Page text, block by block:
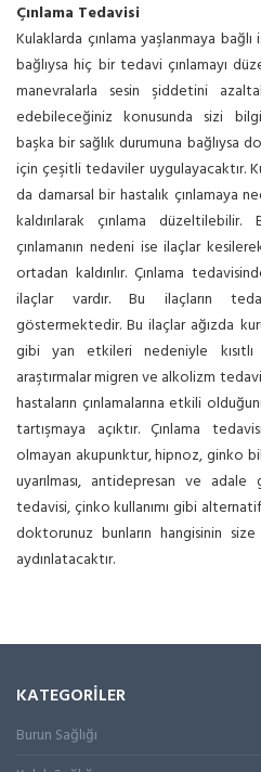
Çınlama Tedavisi
Kulaklarda çınlama yaşlanmaya
bağlıysa hiç bir tedavi çınlamayı
manevralarla sesin şiddetini
edebileceğiniz konusunda sizi
başka bir sağlık durumuna bağlıysa
için çeşitli tedaviler uygulayacaktır.
da damarsal bir hastalık çınlamaya
kaldırılarak çınlama
çınlamanın nedeni ise ilaçlar
ortadan kaldırılır. Çınlama
ilaçlar vardır. Bu ilaçların
göstermektedir. Bu ilaçlar ağızda
gibi yan etkileri nedeniyle kısıtlı
araştırmalar migren ve alkolizm
hastaların çınlamalarına etkili
tartışmaya açıktır. Çınlama
olmayan akupunktur, hipnoz, ginko
uyarılması, antidepresan ve
tedavisi, çinko kullanımı gibi
doktorunuz bunların hangisinin
aydınlatacaktır.
KATEGORİLER
Burun Sağlığı